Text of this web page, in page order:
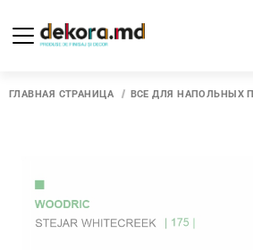
ГЛАВНАЯ СТРАНИЦА ВСЕ ДЛЯ НАПОЛЬНЫХ